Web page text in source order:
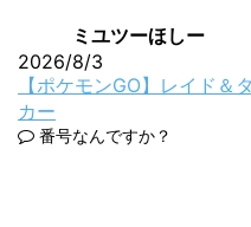
ミユツーほしー
2026/8/3
【ポケモンGO】レイド＆
カー
番号なんですか？